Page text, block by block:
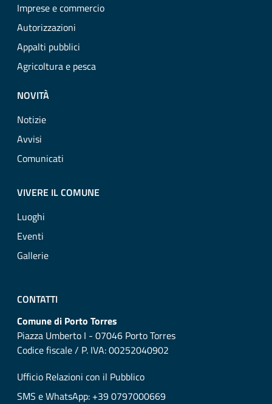
Imprese e commercio
Autorizzazioni
Appalti pubblici
Agricoltura e pesca
NOVITÀ
Notizie
Avvisi
Comunicati
VIVERE IL COMUNE
Luoghi
Eventi
Gallerie
CONTATTI
Comune di Porto Torres
Piazza Umberto I - 07046 Porto Torres
Codice fiscale / P. IVA: 00252040902
Ufficio Relazioni con il Pubblico
SMS e WhatsApp: +39 0797000669